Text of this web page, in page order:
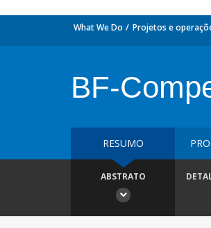
What We Do Projetos e
BF-
RESUMO
ABSTRATO